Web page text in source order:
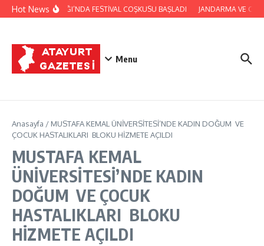
İçeriğe atla
Hot NewsYAYLADAĞI’NDA FESTİVAL COŞKUSU BAŞLADI JANDARMA VE
Menu
Anasayfa / MUSTAFA KEMAL ÜNİVERSİTESİ’NDE KADIN DOĞUM VE
ÇOCUK HASTALIKLARI BLOKU HİZMETE AÇILDI
MUSTAFA KEMAL
ÜNİVERSİTESİ’NDE KADIN
DOĞUM VE ÇOCUK
HASTALIKLARI BLOKU
HİZMETE AÇILDI